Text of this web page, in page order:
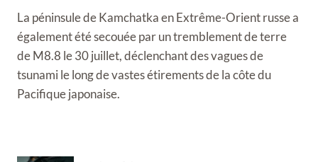
La péninsule de Kamchatka en Extrême-Orient russe a
également été secouée par un tremblement de terre
de M8.8 le 30 juillet, déclenchant des vagues de
tsunami le long de vastes étirements de la côte du
Pacifique japonaise.